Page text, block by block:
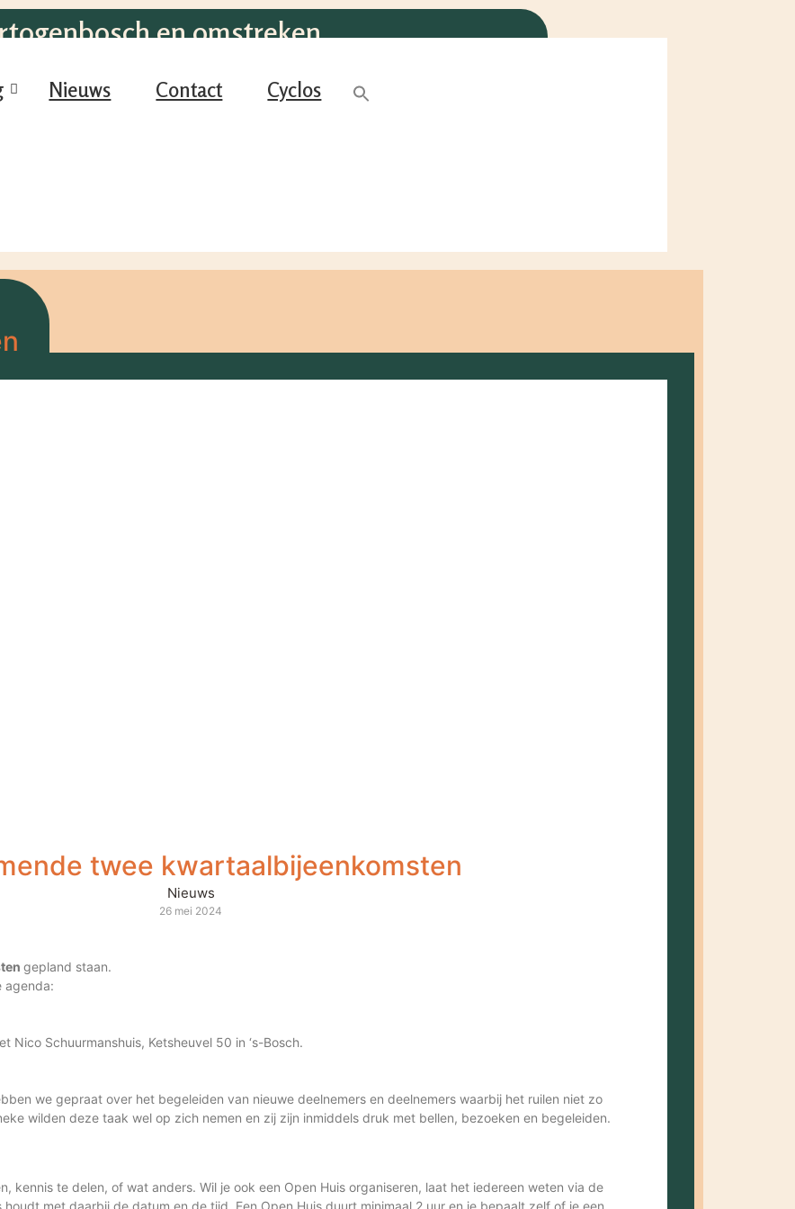
en omstreken
Nieuws Contact Cyclos
twee kwartaalbijeenkomsten
Nieuws
26 mei 2024
en gepland staan.
agenda:
Nico Schuurmanshuis, Ketsheuvel 50 in ‘s-Bosch.
we gepraat over het begeleiden van nieuwe deelnemers en deelnemers waarbij het ruilen niet zo
wilden deze taak wel op zich nemen en zij zijn inmiddels druk met bellen, bezoeken en begeleiden.
kennis te delen, of wat anders. Wil je ook een Open Huis organiseren, laat het iedereen weten via de